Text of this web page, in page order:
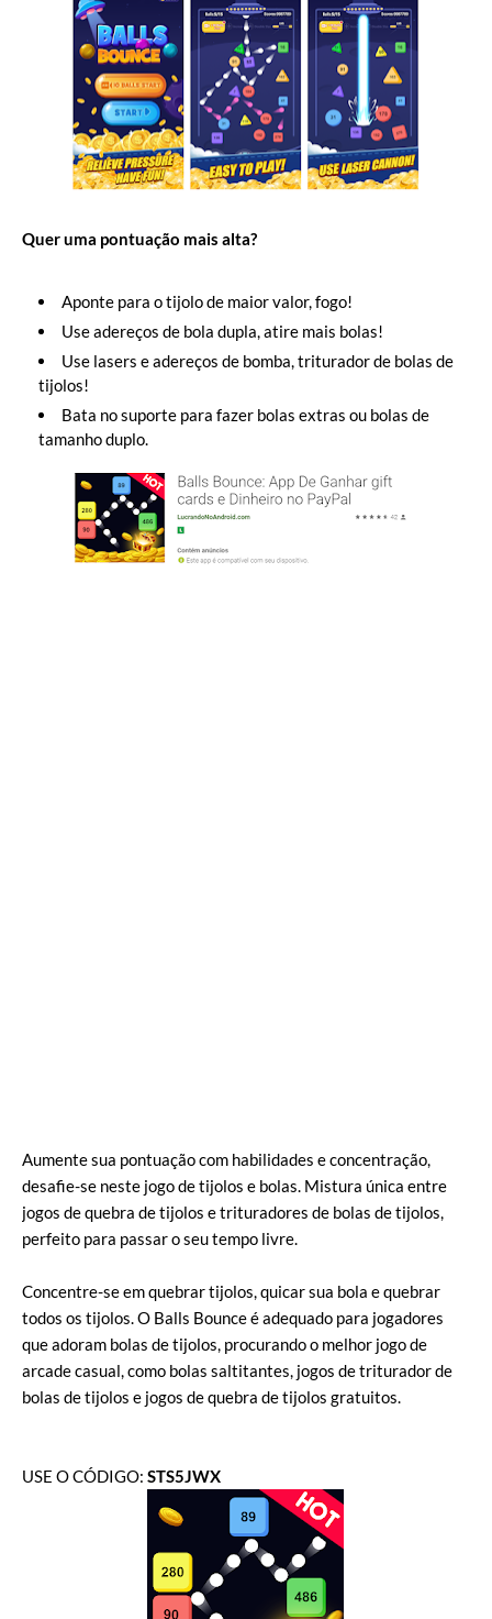
Quer uma pontuação mais alta?
Aponte para o tijolo de maior valor, fogo!
Use adereços de bola dupla, atire mais bolas!
Use lasers e adereços de bomba, triturador de bolas de
tijolos!
Bata no suporte para fazer bolas extras ou bolas de
tamanho duplo.
Aumente sua pontuação com habilidades e concentração,
desafie-se neste jogo de tijolos e bolas. Mistura única entre
jogos de quebra de tijolos e trituradores de bolas de tijolos,
perfeito para passar o seu tempo livre.
Concentre-se em quebrar tijolos, quicar sua bola e quebrar
todos os tijolos. O Balls Bounce é adequado para jogadores
que adoram bolas de tijolos, procurando o melhor jogo de
arcade casual, como bolas saltitantes, jogos de triturador de
bolas de tijolos e jogos de quebra de tijolos gratuitos.
USE O CÓDIGO: STS5JWX